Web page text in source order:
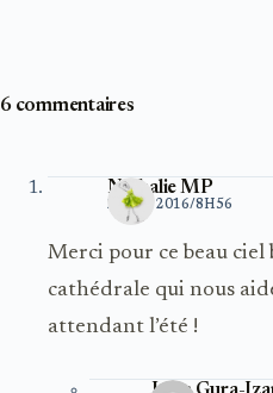
6 commentaires
Nathalie MP
2 JUIN 2016/8H56
Merci pour ce beau ciel
cathédrale qui nous
attendant l’été !